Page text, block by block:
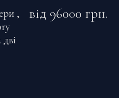
,
від 96000 грн.